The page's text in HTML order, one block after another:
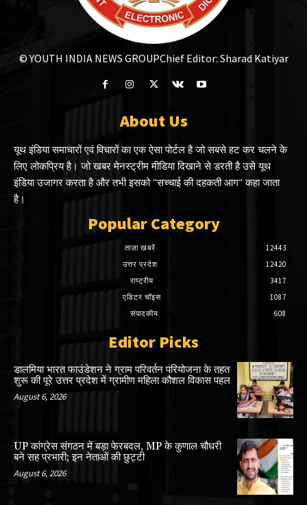
© YOUTH INDIA NEWS GROUPChief Editor: Sharad Katiyar
About Us
यूथ इंडिया समाचारों एवं विचारों का एक ऐसा पोर्टल है जो सबसे हट कर चलने के
लिए लोकप्रिय है। जो खबर मेनस्ट्रीम मीडिया दिखाने से डरती है उसे यूथ
इंडिया उजागर करता है और तभी इसको "सच्चाई की दहकती आग" कहा जाता
है।
Popular Category
ताज़ा खबरें
12443
उत्तर प्रदेश
12420
राष्ट्रीय
3417
एडिटर चॉइस
1087
संपादकीय
608
Editor Picks
डालमिया भारत फाउंडेशन ने ग्राम परिवर्तन परियोजना के तहत
शुरू की पूरे उत्तर प्रदेश में ग्रामीण महिला कौशल विकास पहल
August 6, 2026
UP कांग्रेस संगठन में बड़ा फेरबदल, MP के कुणाल चौधरी
बने सह प्रभारी; इन नेताओं की छुट्टी
August 6, 2026